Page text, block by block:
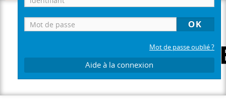
Mot de passe oublié ?
Aide à la connexion